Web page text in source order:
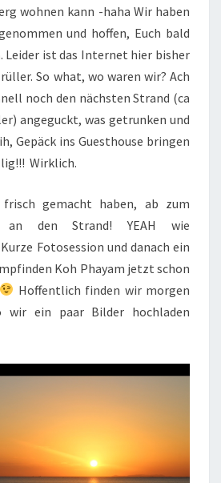
wohnen kann -haha Wir haben
und hoffen, Euch bald
Leider ist das Internet hier bisher
So what, wo waren wir? Ach
noch den nächsten Strand (ca
angeguckt, was getrunken und
Gepäck ins Guesthouse bringen
Wirklich.
gemacht haben, ab zum
an den Strand! YEAH wie
Fotosession und danach ein
Koh Phayam jetzt schon
Hoffentlich finden wir morgen
wir ein paar Bilder hochladen